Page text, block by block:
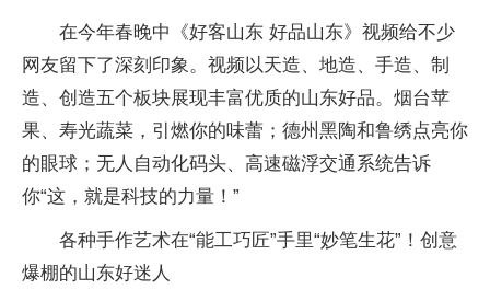
在今年春晚中《好客山东 好品山东》视频给不少
网友留下了深刻印象。视频以天造、地造、手造、制
造、创造五个板块展现丰富优质的山东好品。烟台苹
果、寿光蔬菜，引燃你的味蕾；德州黑陶和鲁绣点亮你
的眼球；无人自动化码头、高速磁浮交通系统告诉
你“这，就是科技的力量！”
各种手作艺术在“能工巧匠”手里“妙笔生花”！创意
爆棚的山东好迷人